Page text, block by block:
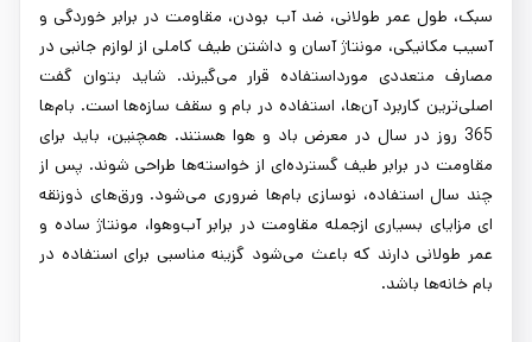
سبک، طول عمر طولانی، ضد آب بودن، مقاومت در برابر خوردگی و
آسیب مکانیکی، مونتاژ آسان و داشتن طیف کاملی از لوازم جانبی در
مصارف متعددی مورداستفاده قرار می‌گیرند. شاید بتوان گفت
اصلی‌ترین کاربرد آن‌ها، استفاده در بام و سقف سازه‌ها است. بام‌ها
365 روز در سال در معرض باد و هوا هستند. همچنین، باید برای
مقاومت در برابر طیف گسترده‌ای از خواسته‌ها طراحی شوند. پس از
چند سال استفاده، نوسازی بام‌ها ضروری می‌شود. ورق‌های ذوزنقه
ای مزایای بسیاری ازجمله مقاومت در برابر آب‌وهوا، مونتاژ ساده و
عمر طولانی دارند که باعث می‌شود گزینه مناسبی برای استفاده در
بام خانه‌ها باشد.